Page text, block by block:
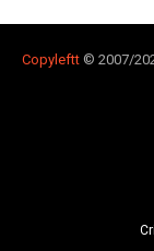
Copyleftt © 2007/